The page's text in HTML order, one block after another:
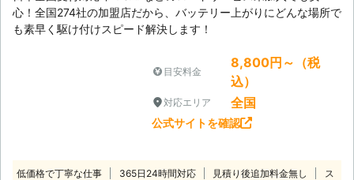
心！全国274社の加盟店だから、バッテリー上がりにどんな場所で
も素早く駆け付けスピード解決します！
目安料金
8,800円～（税
込）
対応エリア 全国
公式サイトを確認
低価格で丁寧な仕事 365日24時間対応 見積り後追加料金無し
ス